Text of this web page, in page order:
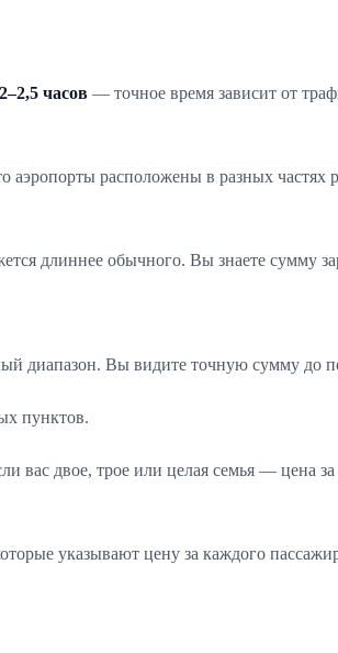
часов — точное время зависит от
расположены в разных частях
длиннее обычного. Вы знаете сумму
диапазон. Вы видите точную сумму до
пунктов.
вас двое, трое или целая семья — цена
указывают цену за каждого